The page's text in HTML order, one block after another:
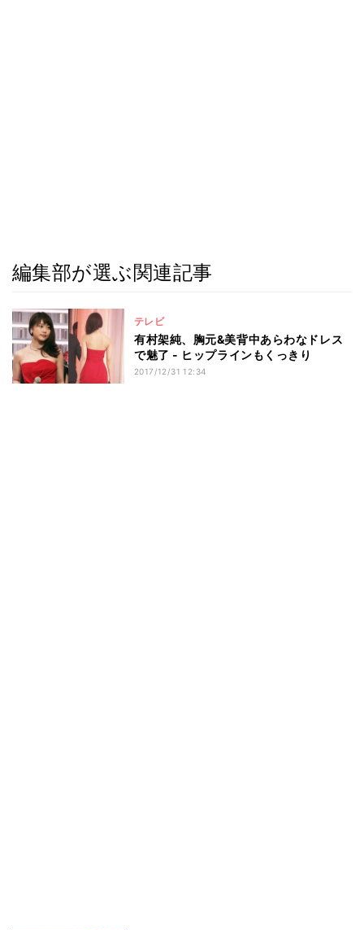
編集部が選ぶ関連記事
テレビ
有村架純、胸元&美背中あらわなドレス
で魅了 - ヒップラインもくっきり
2017/12/31 12:34